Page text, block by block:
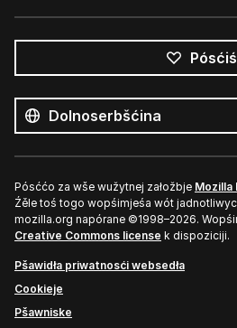
Pósćiś
rěcy
Rěc
Pósććo za wše wužytnej załožbje Mozilla
Źěle toś togo wopśimjeśa wót
mozilla.org napórane ©1998–2026.
Creative Commons license k dispoziciji.
Pšawidła priwatnosći websedła
Cookieje
Pšawniske